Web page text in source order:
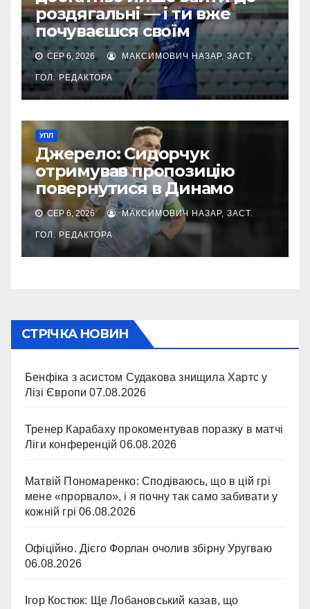
роздягальні — і ти вже
почуваєшся своїм
СЕР 6, 2026 МАКСИМОВИЧ НАЗАР, ЗАСТ.
ГОЛ. РЕДАКТОРА
УПЛ
Джерело: Сидорчук
отримував пропозицію
повернутися в Динамо
СЕР 6, 2026 МАКСИМОВИЧ НАЗАР, ЗАСТ.
ГОЛ. РЕДАКТОРА
СТРІЧКА НОВИН
Бенфіка з асистом Судакова знищила Хартс у
Лізі Європи 07.08.2026
Тренер Карабаху прокоментував поразку в матчі
Ліги конференцій 06.08.2026
Матвій Пономаренко: Сподіваюсь, що в цій грі
мене «прорвало», і я почну так само забивати у
кожній грі 06.08.2026
Офіційно. Дієго Форлан очолив збірну Уругваю
06.08.2026
Ігор Костюк: Ще Лобановський казав, що